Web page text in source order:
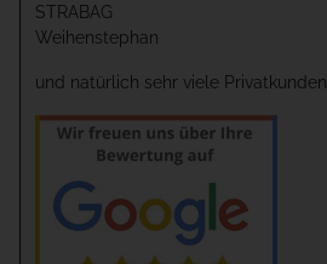
STRABAG
Weihenstephan
und natürlich sehr viele Privatkunden